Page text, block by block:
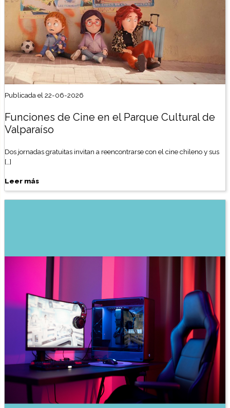
Publicada el 22-06-2026
Funciones de Cine en el Parque Cultural de
Valparaíso
Dos jornadas gratuitas invitan a reencontrarse con el cine chileno y sus
[…]
Leer más